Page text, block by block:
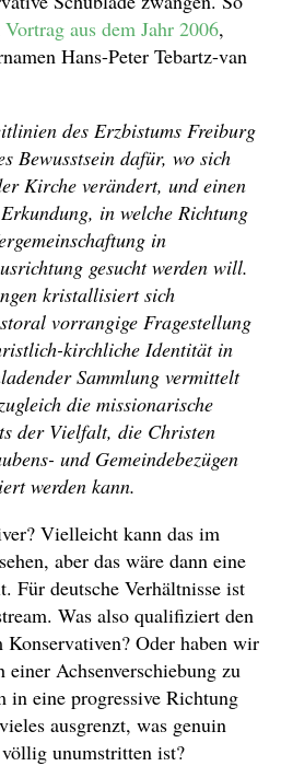
Vortrag aus dem Jahr 2006,
Hans-Peter Tebartz-van
des Erzbistums Freiburg
Bewusstsein dafür, wo sich
Kirche verändert, und einen
in welche Richtung
in
gesucht werden will.
kristallisiert sich
vorrangige Fragestellung
kirchliche Identität in
Sammlung vermittelt
die missionarische
der Vielfalt, die Christen
und Gemeindebezügen
werden kann.
Vielleicht kann das im
aber das wäre dann eine
Für deutsche Verhältnisse ist
Was also qualifiziert den
Oder haben wir
Achsenverschiebung zu
in eine progressive Richtung
ausgrenzt, was genuin
unumstritten ist?